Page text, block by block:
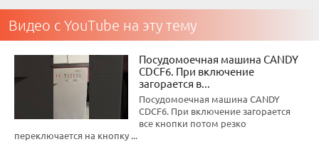
Видео с YouTube на эту тему
Посудомоечная машина CANDY
CDCF6. При включение
загорается в...
Посудомоечная машина CANDY
CDCF6. При включение загорается
все кнопки потом резко
переключается на кнопку ...